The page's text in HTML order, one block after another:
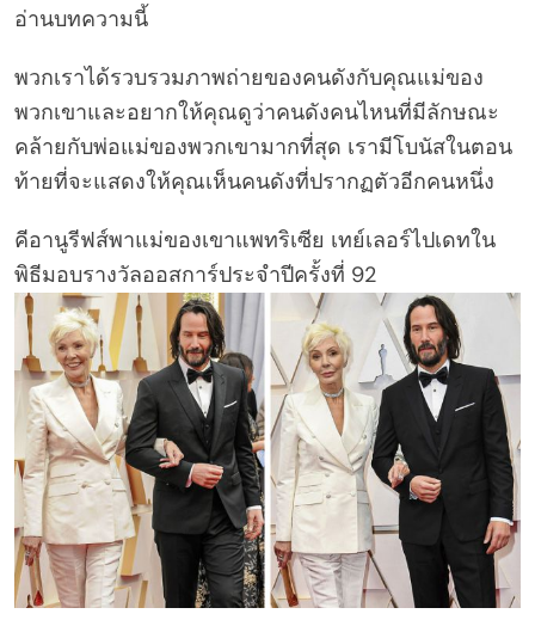
อ่านบทความนี้
พวกเราได้รวบรวมภาพถ่ายของคนดังกับคุณแม่ของ
พวกเขาและอยากให้คุณดูว่าคนดังคนไหนที่มีลักษณะ
คล้ายกับพ่อแม่ของพวกเขามากที่สุด เรามีโบนัสในตอน
ท้ายที่จะแสดงให้คุณเห็นคนดังที่ปรากฏตัวอีกคนหนึ่ง
คีอานูรีฟส์พาแม่ของเขาแพทริเซีย เทย์เลอร์ไปเดทใน
พิธีมอบรางวัลออสการ์ประจำปีครั้งที่ 92